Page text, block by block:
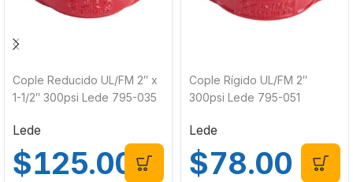
Cople Reducido UL/FM 2″ x
1-1/2″ 300psi Lede 795-035
Lede
$125.00
Cople Rígido UL/FM 2″
300psi Lede 795-051
Lede
$78.00